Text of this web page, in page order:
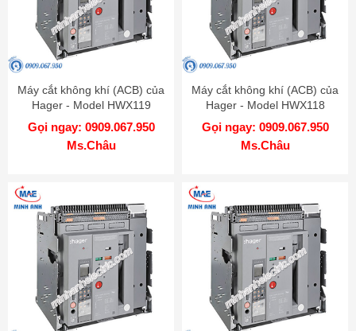
Máy cắt không khí (ACB) của
Hager - Model HWX119
Gọi ngay: 0909.067.950
Ms.Châu
Máy cắt không khí (ACB) của
Hager - Model HWX118
Gọi ngay: 0909.067.950
Ms.Châu